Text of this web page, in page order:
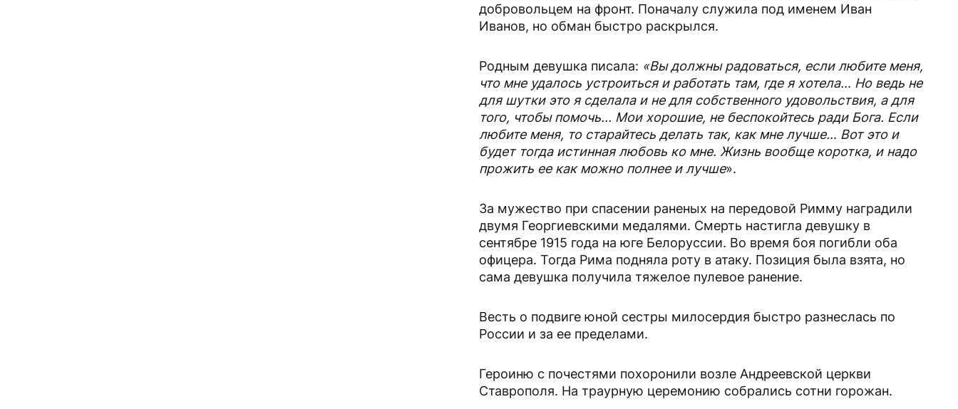
добровольцем на фронт. Поначалу служила под именем Иван
Иванов, но обман быстро раскрылся.
Родным девушка писала: «Вы должны радоваться, если любите меня,
что мне удалось устроиться и работать там, где я хотела… Но ведь не
для шутки это я сделала и не для собственного удовольствия, а для
того, чтобы помочь... Мои хорошие, не беспокойтесь ради Бога. Если
любите меня, то старайтесь делать так, как мне лучше… Вот это и
будет тогда истинная любовь ко мне. Жизнь вообще коротка, и надо
прожить ее как можно полнее и лучше».
За мужество при спасении раненых на передовой Римму наградили
двумя Георгиевскими медалями. Смерть настигла девушку в
сентябре 1915 года на юге Белоруссии. Во время боя погибли оба
офицера. Тогда Рима подняла роту в атаку. Позиция была взята, но
сама девушка получила тяжелое пулевое ранение.
Весть о подвиге юной сестры милосердия быстро разнеслась по
России и за ее пределами.
Героиню с почестями похоронили возле Андреевской церкви
Ставрополя. На траурную церемонию собрались сотни горожан.
НАЙТИ